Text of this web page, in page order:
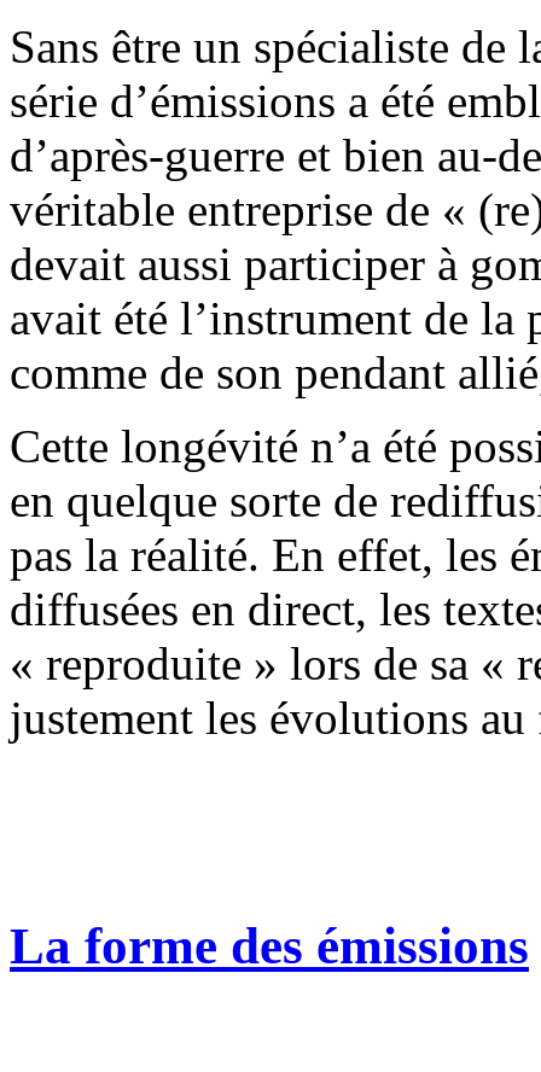
Sans être un spécialiste
série d’émissions a été
d’après-guerre et bien au-
véritable entreprise de «
devait aussi participer à
avait été l’instrument de la
comme de son pendant
Cette longévité n’a été
en quelque sorte de
pas la réalité. En effet, les
diffusées en direct, les
« reproduite » lors de sa «
justement les évolutions
La forme des émissions